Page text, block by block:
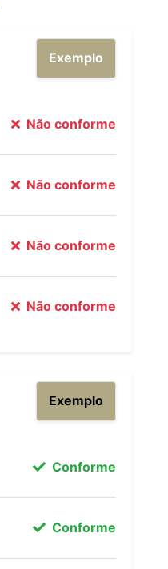
Exemplo
Não conforme
Não conforme
Não conforme
Não conforme
Exemplo
Conforme
Conforme